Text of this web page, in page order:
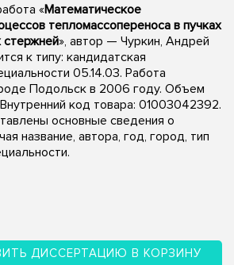
«Математическое
тепломассопереноса в пучках
», автор — Чуркин, Андрей
к типу: кандидатская
05.14.03. Работа
Подольск в 2006 году. Объем
код товара: 01003042392.
основные сведения о
название, автора, год, город, тип
ДИССЕРТАЦИЮ В КОРЗИНУ